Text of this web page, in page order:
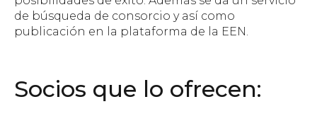
de búsqueda de consorcio y así como
publicación en la plataforma de la EEN.
Socios que lo ofrecen: